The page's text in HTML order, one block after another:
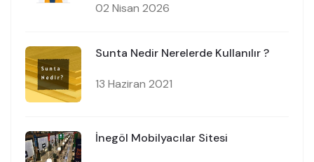
02 Nisan 2026
Sunta Nedir Nerelerde Kullanılır ?
13 Haziran 2021
İnegöl Mobilyacılar Sitesi